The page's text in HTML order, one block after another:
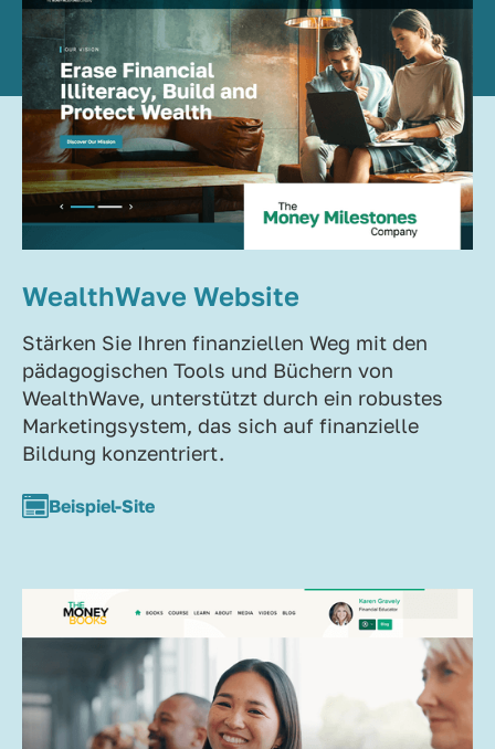
WealthWave Website
Stärken Sie Ihren finanziellen Weg mit den
pädagogischen Tools und Büchern von
WealthWave, unterstützt durch ein robustes
Marketingsystem, das sich auf finanzielle
Bildung konzentriert.
Beispiel-Site